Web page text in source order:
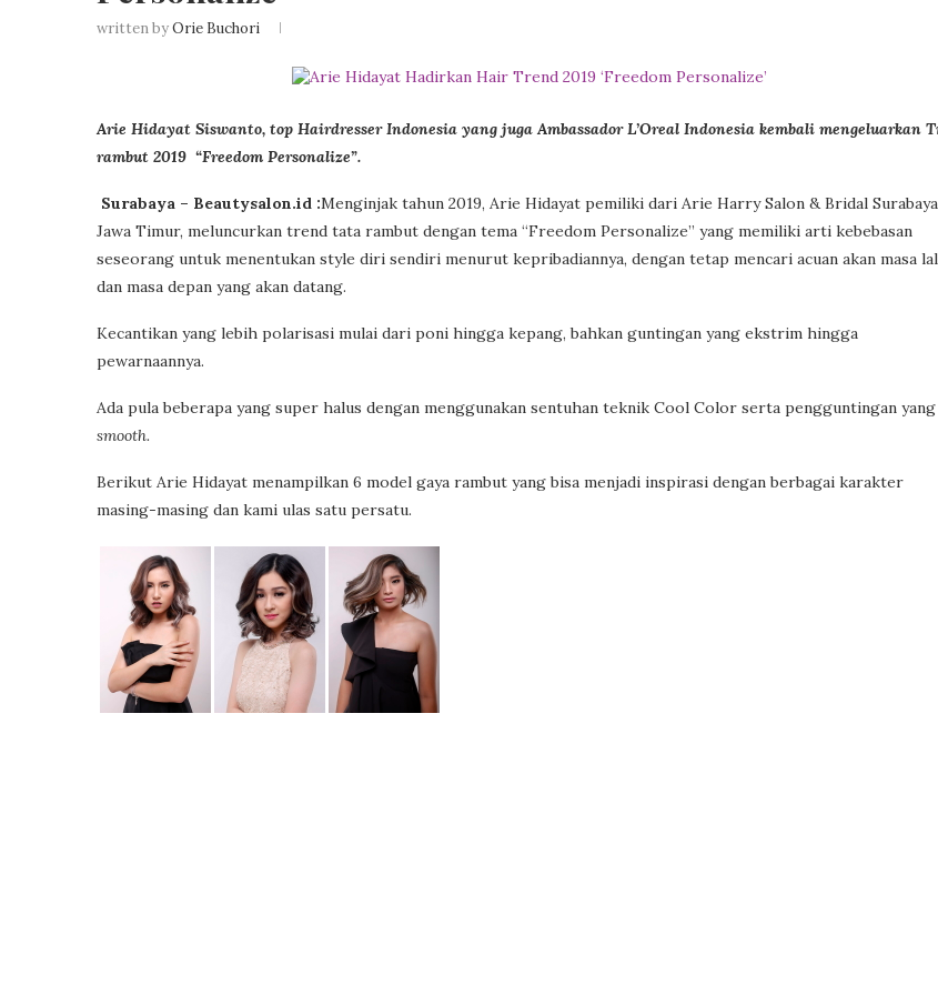
written byOrie Buchori
Arie Hidayat Siswanto, top Hairdresser Indonesia yang juga Ambassador L’Oreal Indonesia kembali mengeluarkan
rambut 2019 “Freedom Personalize”.
Surabaya – Beautysalon.id :Menginjak tahun 2019, Arie Hidayat pemiliki dari Arie Harry Salon & Bridal
Jawa Timur, meluncurkan trend tata rambut dengan tema “Freedom Personalize” yang memiliki arti kebebasan
seseorang untuk menentukan style diri sendiri menurut kepribadiannya, dengan tetap mencari acuan akan masa
dan masa depan yang akan datang.
Kecantikan yang lebih polarisasi mulai dari poni hingga kepang, bahkan guntingan yang ekstrim hingga
pewarnaannya.
Ada pula beberapa yang super halus dengan menggunakan sentuhan teknik Cool Color serta pengguntingan yang
smooth.
Berikut Arie Hidayat menampilkan 6 model gaya rambut yang bisa menjadi inspirasi dengan berbagai karakter
masing-masing dan kami ulas satu persatu.